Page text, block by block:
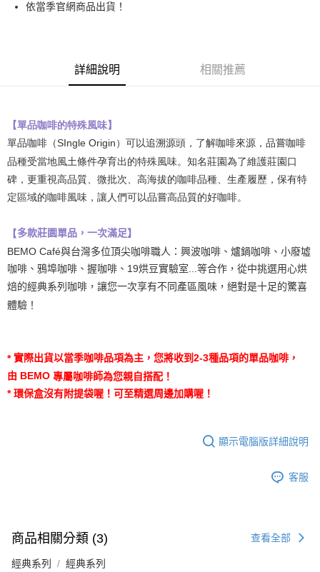
付款後7-11取貨
每筆NT$150，滿NT$1,500(含以上)免運費
每筆NT$150，滿NT$1,500(含以上)免運費
離島宅配運費
每筆NT$230，滿NT$2,000(含以上)免運費
付款後門市自取
國家/地區配送 查看運費
依當季官網商品出貨！
詳細說明 相關推薦
【單品咖啡的特殊風味】
單品咖啡（SIngle Origin）可以追溯源頭，了解咖啡來源，品嘗咖啡
品種受當地風土條件孕育出的特殊風味。知名莊園為了維護莊園口
碑，更重視高品質、微批次、高海拔的咖啡品種、生產履歷，保有特
定區域的咖啡風味，讓人們可以品嘗高品質的好咖啡。
【多款莊園單品，一次滿足】
BEMO Café與台灣多位頂尖咖啡職人：興波咖啡、爐鍋咖啡、小廢墟
咖啡 、鴉埠咖啡 、握咖啡、19烘豆實驗室...等合作，從中挑選用心烘
焙的經典系列咖啡，讓您一次享有不同產區風味，絕對是十足的驚喜
體驗！
*實際出貨以當季咖啡品項為主，您將收到2-3種品項的單品咖啡，
由 BEMO 專屬咖啡師為您親自搭配！
*環保盒沒有附提袋喔 ！可至精選周邊加購喔！
顯示電腦版詳細說明
客服
商品相關分類 (3) 查看全部
經典系列 經典系列